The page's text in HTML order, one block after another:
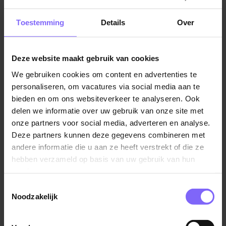
Toestemming Details Over
Deze website maakt gebruik van cookies
We gebruiken cookies om content en advertenties te
personaliseren, om vacatures via social media aan te
bieden en om ons websiteverkeer te analyseren. Ook
delen we informatie over uw gebruik van onze site met
onze partners voor social media, adverteren en analyse.
Deze partners kunnen deze gegevens combineren met
andere informatie die u aan ze heeft verstrekt of die ze
hebben verzameld op basis van uw gebruik van hun
Noodzakelijk
Vul hier je Skillsprofiel in
voor de ideale
vacaturematch!
Skillsprofiel